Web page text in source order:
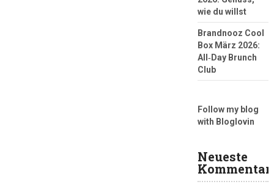
wie du willst
Brandnooz Cool
Box März 2026:
All‑Day Brunch
Club
Follow my blog
with Bloglovin
Neueste